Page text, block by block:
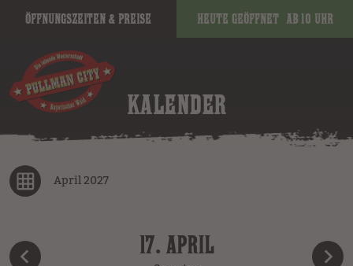
Öffnungszeiten & Preise Heute geöffnet ab 10 Uhr
KALENDER
April 2027
17. APRIL